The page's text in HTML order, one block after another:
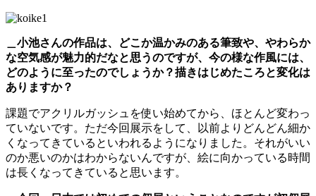
＿小池さんの作品は、どこか温かみのある筆致や、やわらか
な空気感が魅力的だなと思うのですが、今の様な作風には、
どのように至ったのでしょうか？描きはじめたころと変化は
ありますか？
課題でアクリルガッシュを使い始めてから、ほとんど変わっ
ていないです。ただ今回展示をして、以前よりどんどん細か
くなってきているといわれるようになりました。それがいい
のか悪いのかはわからないんですが、絵に向かっている時間
は長くなってきていると思います。